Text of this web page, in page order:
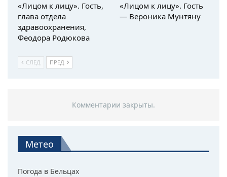
«Лицом к лицу». Гость,
глава отдела
здравоохранения,
Феодора Родюкова
«Лицом к лицу». Гость
— Вероника Мунтяну
СЛЕД ПРЕД
Комментарии закрыты.
Метео
Погода в Бельцах